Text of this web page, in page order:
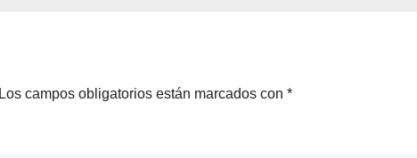
Los campos obligatorios están marcados con *